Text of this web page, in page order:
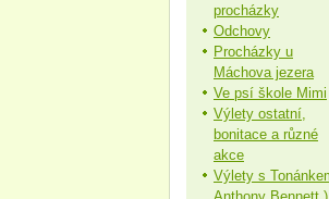
procházky
Odchovy
Procházky u
Máchova jezera
Ve psí škole Mimi
Výlety ostatní,
bonitace a různé
akce
Výlety s